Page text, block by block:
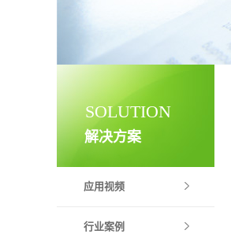
解决方案
SOLUTION
应用视频
行业案例